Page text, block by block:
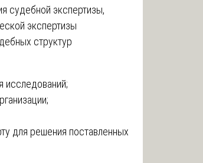
судебной экспертизы,
экспертизы
структур
исследований;
для решения поставленных